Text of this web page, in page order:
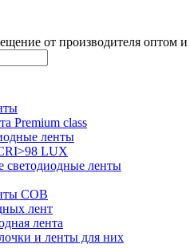
от производителя оптом
Premium class
ленты
LUX
ленты
COB
лент
лента
и ленты для них